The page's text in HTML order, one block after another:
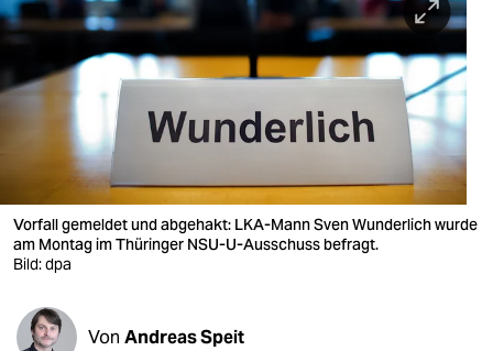
berlin
nord
wahrheit
verlag
verlag
veranstaltungen
fragen & hilfe
Vorfall gemeldet und abgehakt: LKA-Mann Sven Wunderlich wurde
am Montag im Thüringer NSU-U-Ausschuss befragt.
Bild: dpa
Von Andreas Speit